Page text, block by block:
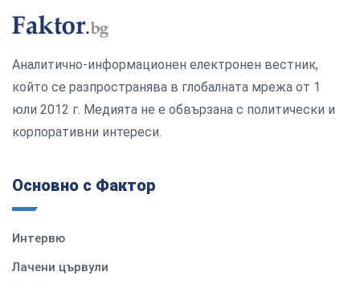
Аналитично-информационен електронен вестник,
който се разпространява в глобалната мрежа от 1
юли 2012 г. Медията не е обвързана с политически и
корпоративни интереси.
Основно с Фактор
Интервю
Лачени цървули